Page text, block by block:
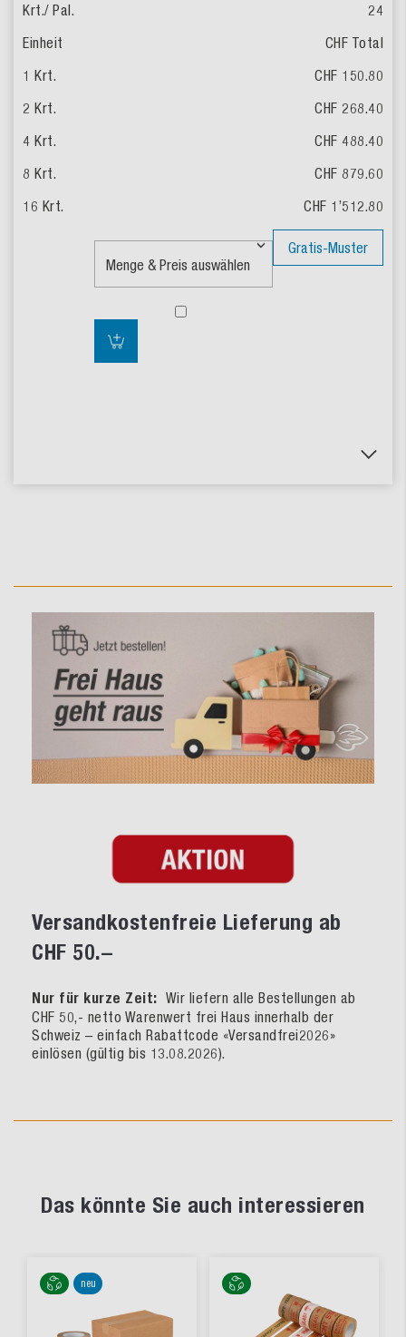
24
CHF Total
CHF 150.80
CHF 268.40
CHF 488.40
CHF 879.60
CHF 1’512.80
Gratis-Muster
Versandkostenfreie Lieferung ab
CHF 50.–
Nur für kurze Zeit: Wir liefern alle Bestellungen ab
CHF 50,- netto Warenwert frei Haus innerhalb der
Schweiz – einfach Rabattcode «Versandfrei2026»
einlösen (gültig bis 13.08.2026).
Das könnte Sie auch interessieren
neu